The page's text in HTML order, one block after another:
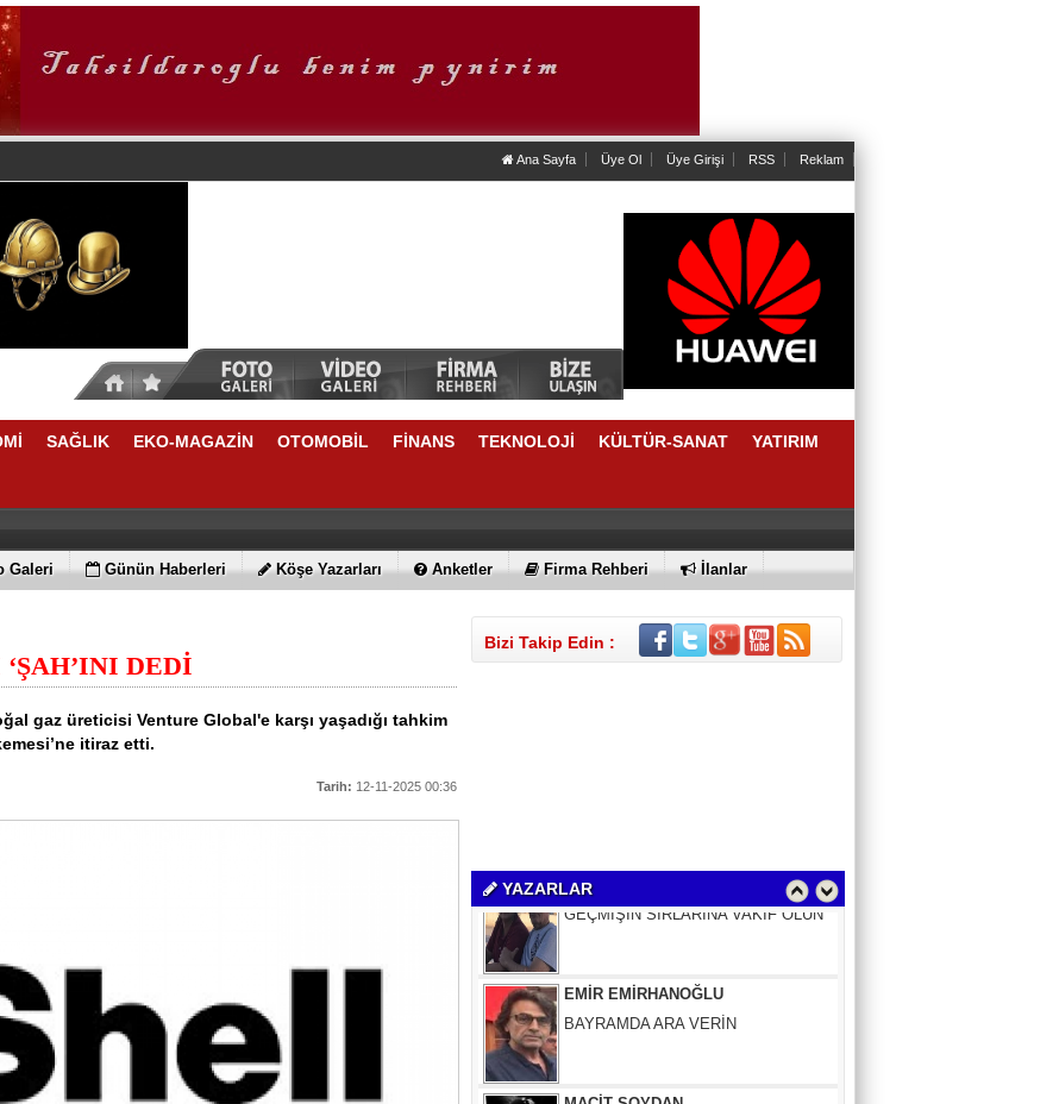
Ana Sayfa Üye Ol Üye Girişi RSS Reklam
SAĞLIK EKO-MAGAZİN OTOMOBİL FİNANS TEKNOLOJİ KÜLTÜR-SANAT YATIRIM
Galeri Günün Haberleri Köşe Yazarları Anketler Firma Rehberi İlanlar
DEDİ
gaz üreticisi Venture Global'e karşı yaşadığı tahkim
itiraz etti.
Tarih: 12-11-2025 00:36
Bizi Takip Edin :
YAZARLAR
SANANLAR...